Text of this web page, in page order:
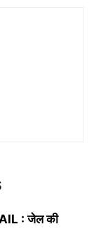
: जेल की